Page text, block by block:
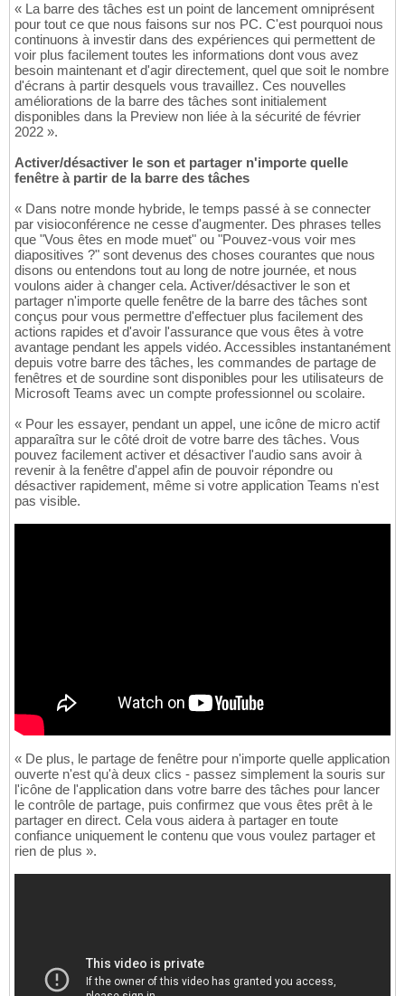
« La barre des tâches est un point de lancement omniprésent
pour tout ce que nous faisons sur nos PC. C'est pourquoi nous
continuons à investir dans des expériences qui permettent de
voir plus facilement toutes les informations dont vous avez
besoin maintenant et d'agir directement, quel que soit le nombre
d'écrans à partir desquels vous travaillez. Ces nouvelles
améliorations de la barre des tâches sont initialement
disponibles dans la Preview non liée à la sécurité de février
2022 ».
Activer/désactiver le son et partager n'importe quelle
fenêtre à partir de la barre des tâches
« Dans notre monde hybride, le temps passé à se connecter
par visioconférence ne cesse d'augmenter. Des phrases telles
que "Vous êtes en mode muet" ou "Pouvez-vous voir mes
diapositives ?" sont devenus des choses courantes que nous
disons ou entendons tout au long de notre journée, et nous
voulons aider à changer cela. Activer/désactiver le son et
partager n'importe quelle fenêtre de la barre des tâches sont
conçus pour vous permettre d'effectuer plus facilement des
actions rapides et d'avoir l'assurance que vous êtes à votre
avantage pendant les appels vidéo. Accessibles instantanément
depuis votre barre des tâches, les commandes de partage de
fenêtres et de sourdine sont disponibles pour les utilisateurs de
Microsoft Teams avec un compte professionnel ou scolaire.
« Pour les essayer, pendant un appel, une icône de micro actif
apparaîtra sur le côté droit de votre barre des tâches. Vous
pouvez facilement activer et désactiver l'audio sans avoir à
revenir à la fenêtre d'appel afin de pouvoir répondre ou
désactiver rapidement, même si votre application Teams n'est
pas visible.
« De plus, le partage de fenêtre pour n'importe quelle application
ouverte n'est qu'à deux clics - passez simplement la souris sur
l'icône de l'application dans votre barre des tâches pour lancer
le contrôle de partage, puis confirmez que vous êtes prêt à le
partager en direct. Cela vous aidera à partager en toute
confiance uniquement le contenu que vous voulez partager et
rien de plus ».